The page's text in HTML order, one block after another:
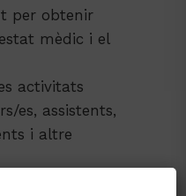
per obtenir
mèdic i el
activitats
es, assistents,
i altre